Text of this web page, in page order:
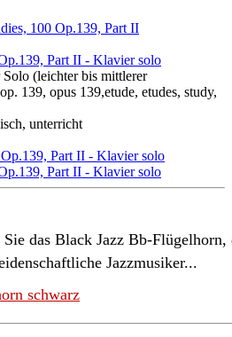
100 Op.139, Part II
(leichter bis mittlerer
139, opus 139,etude, etudes, study,
unterricht
Part II - Klavier solo
Sie das Black Jazz Bb-Flügelhorn,
Jazzmusiker...
schwarz